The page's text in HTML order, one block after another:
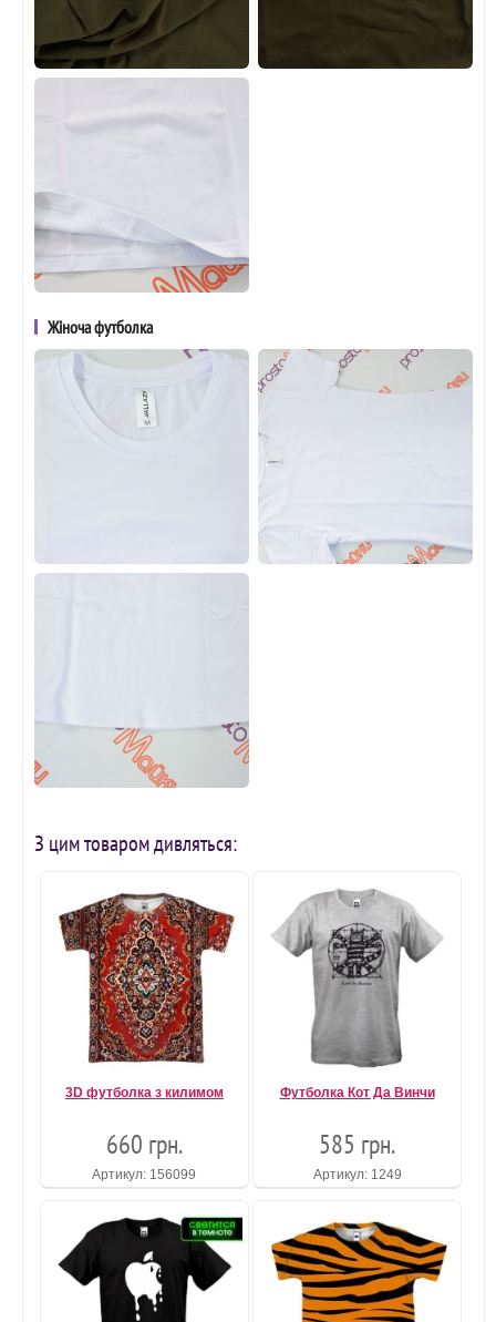
Жіноча футболка
З цим товаром дивляться:
3D футболка з килимом
660 грн.
Артикул: 156099
Футболка Кот Да Винчи
585 грн.
Артикул: 1249